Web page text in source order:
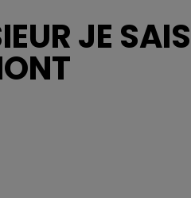
JE SAIS